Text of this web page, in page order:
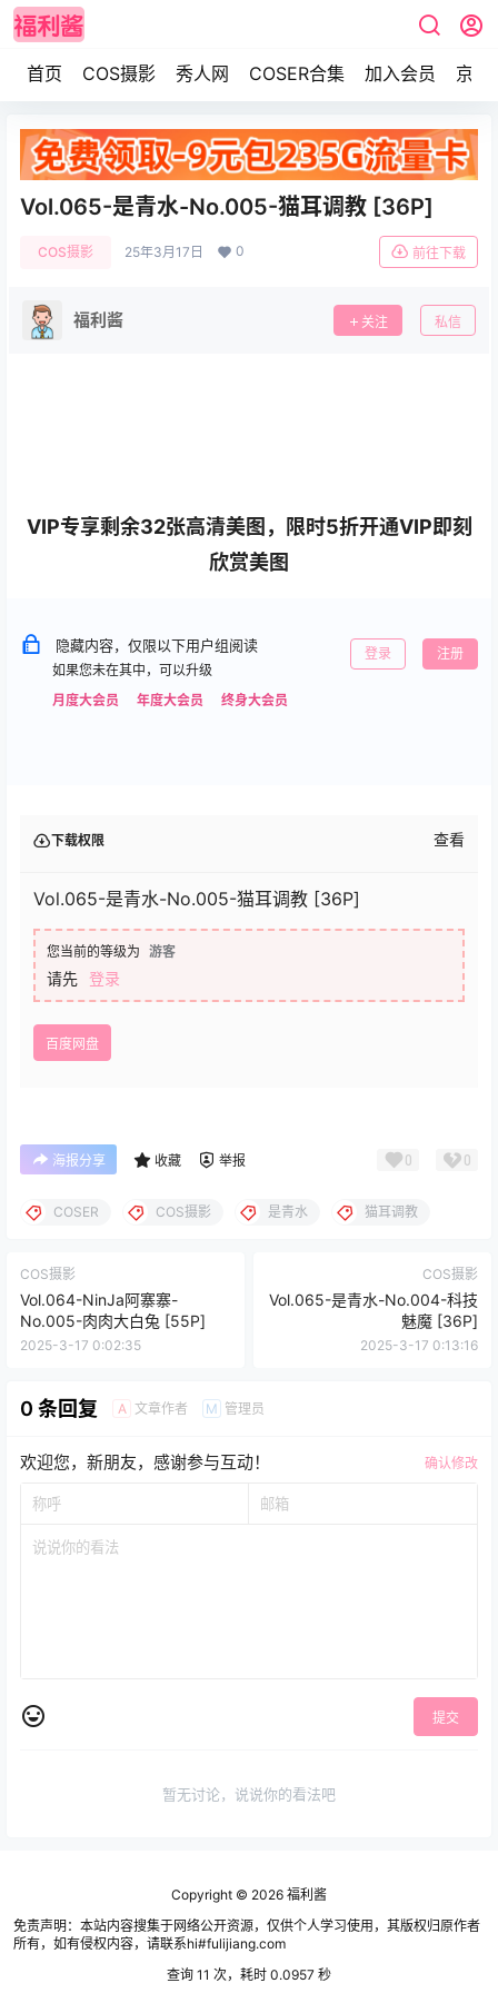
首页 COS摄影 秀人网 COSER合集 加入会员 京东
Vol.065-是青水-No.005-猫耳调教 [36P]
COS摄影 25年3月17日 0 前往下载
福利酱 关注 私信
VIP专享剩余32张高清美图，限时5折开通VIP即刻
欣赏美图
隐藏内容，仅限以下用户组阅读
如果您未在其中，可以升级
月度大会员
年度大会员 终身大会员
登录 注册
下载权限 查看
Vol.065-是青水-No.005-猫耳调教 [36P]
您当前的等级为 游客
请先 登录
百度网盘
海报分享 收藏 举报 0 0
COSER COS摄影 是青水 猫耳调教
COS摄影
Vol.064-NinJa阿寨寨-
No.005-肉肉大白兔 [55P]
2025-3-17 0:02:35
COS摄影
Vol.065-是青水-No.004-科技
魅魔 [36P]
2025-3-17 0:13:16
0 条回复 A 文章作者 M 管理员
欢迎您，新朋友，感谢参与互动！ 确认修改
提交
暂无讨论，说说你的看法吧
Copyright © 2026 福利酱
免责声明：本站内容搜集于网络公开资源，仅供个人学习使用，其版权归原作者
所有，如有侵权内容，请联系hi#fulijiang.com
查询 11 次，耗时 0.0957 秒